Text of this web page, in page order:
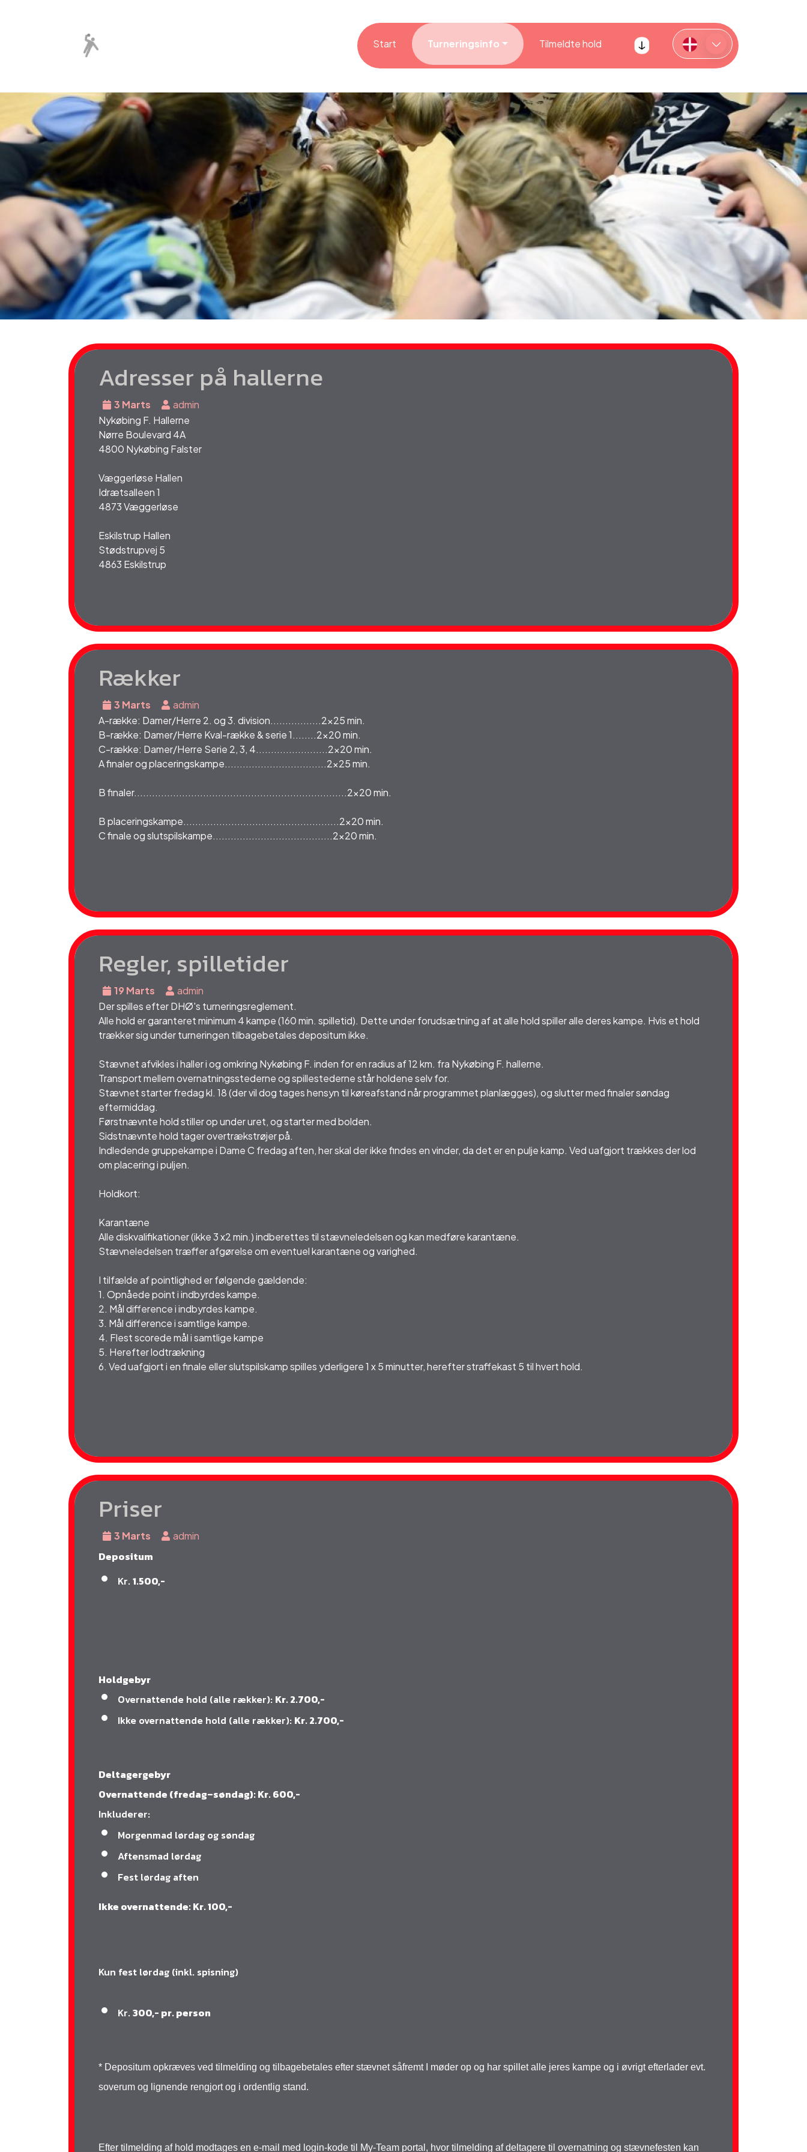
Start Turneringsinfo Tilmeldte hold
Adresser på hallerne
3 Marts
admin
Nykøbing F. Hallerne
Nørre Boulevard 4A
4800 Nykøbing Falster
Væggerløse Hallen
Idrætsalleen 1
4873 Væggerløse
Eskilstrup Hallen
Stødstrupvej 5
4863 Eskilstrup
Rækker
3 Marts
admin
A-række: Damer/Herre 2. og 3. division.................2x25 min.
B-række: Damer/Herre Kval-række & serie 1........2x20 min.
C-række: Damer/Herre Serie 2, 3, 4........................2x20 min.
A finaler og placeringskampe..................................2x25 min.
B finaler.......................................................................2x20 min.
B placeringskampe....................................................2x20 min.
C finale og slutspilskampe........................................2x20 min.
Regler, spilletider
19 Marts
admin
Der spilles efter DHØ's turneringsreglement.
Alle hold er garanteret minimum 4 kampe (160 min. spilletid). Dette under forudsætning af at alle hold spiller alle deres kampe. Hvis et hold
trækker sig under turneringen tilbagebetales depositum ikke.
Stævnet afvikles i haller i og omkring Nykøbing F. inden for en radius af 12 km. fra Nykøbing F. hallerne.
Transport mellem overnatningsstederne og spillestederne står holdene selv for.
Stævnet starter fredag kl. 18 (der vil dog tages hensyn til køreafstand når programmet planlægges), og slutter med finaler søndag
eftermiddag.
Førstnævnte hold stiller op under uret, og starter med bolden.
Sidstnævnte hold tager overtrækstrøjer på.
Indledende gruppekampe i Dame C fredag aften, her skal der ikke findes en vinder, da det er en pulje kamp. Ved uafgjort trækkes der lod
om placering i puljen.
Holdkort:
Karantæne
Alle diskvalifikationer (ikke 3 x2 min.) indberettes til stævneledelsen og kan medføre karantæne.
Stævneledelsen træffer afgørelse om eventuel karantæne og varighed.
I tilfælde af pointlighed er følgende gældende:
1. Opnåede point i indbyrdes kampe.
2. Mål difference i indbyrdes kampe.
3. Mål difference i samtlige kampe.
4. Flest scorede mål i samtlige kampe
5. Herefter lodtrækning
6. Ved uafgjort i en finale eller slutspilskamp spilles yderligere 1 x 5 minutter, herefter straffekast 5 til hvert hold.
Priser
3 Marts admin
Depositum
Kr.1.500,-
Holdgebyr
Overnattende hold (alle rækker): Kr. 2.700,-
Ikke overnattende hold (alle rækker): Kr. 2.700,-
Deltagergebyr
Overnattende (fredag–søndag): Kr. 600,-
Inkluderer:
Morgenmad lørdag og søndag
Aftensmad lørdag
Fest lørdag aften
Ikke overnattende: Kr. 100,-
Kun fest lørdag (inkl. spisning)
Kr.300,- pr. person
* Depositum opkræves ved tilmelding og tilbagebetales efter stævnet såfremt I møder op og har spillet alle jeres kampe og i øvrigt efterlader evt.
soverum og lignende rengjort og i ordentlig stand.
Efter tilmelding af hold modtages en e-mail med login-kode til My-Team portal, hvor tilmelding af deltagere til overnatning og stævnefesten kan